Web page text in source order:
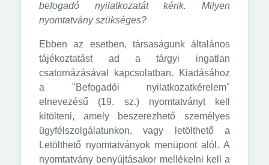
befogadó nyilatkozatát kérik. Milyen
nyomtatvány szükséges?
Ebben az esetben, társaságunk általános
tájékoztatást ad a tárgyi ingatlan
csatornázásával kapcsolatban. Kiadásához
a "Befogadói nyilatkozatkérelem"
elnevezésű (19. sz.) nyomtatványt kell
kitölteni, amely beszerezhető személyes
ügyfélszolgálatunkon, vagy letölthető a
Letölthető nyomtatványok menüpont alól. A
nyomtatvány benyújtásakor mellékelni kell a